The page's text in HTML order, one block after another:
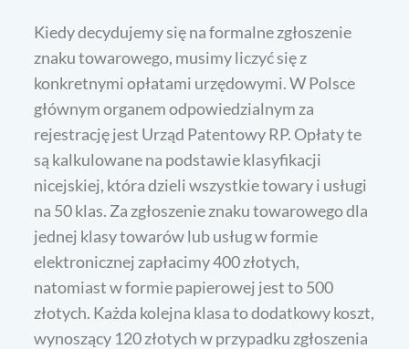
Kiedy decydujemy się na formalne zgłoszenie
znaku towarowego, musimy liczyć się z
konkretnymi opłatami urzędowymi. W Polsce
głównym organem odpowiedzialnym za
rejestrację jest Urząd Patentowy RP. Opłaty te
są kalkulowane na podstawie klasyfikacji
nicejskiej, która dzieli wszystkie towary i usługi
na 50 klas. Za zgłoszenie znaku towarowego dla
jednej klasy towarów lub usług w formie
elektronicznej zapłacimy 400 złotych,
natomiast w formie papierowej jest to 500
złotych. Każda kolejna klasa to dodatkowy koszt,
wynoszący 120 złotych w przypadku zgłoszenia